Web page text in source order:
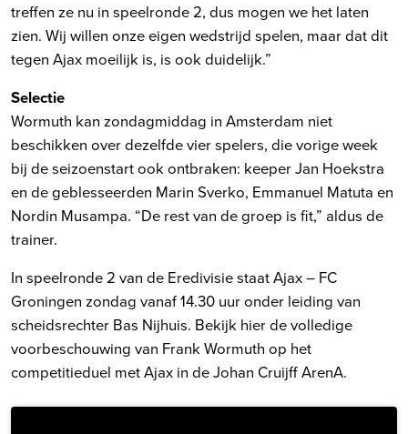
treffen ze nu in speelronde 2, dus mogen we het laten
zien. Wij willen onze eigen wedstrijd spelen, maar dat dit
tegen Ajax moeilijk is, is ook duidelijk.”
Selectie
Wormuth kan zondagmiddag in Amsterdam niet
beschikken over dezelfde vier spelers, die vorige week
bij de seizoenstart ook ontbraken: keeper Jan Hoekstra
en de geblesseerden Marin Sverko, Emmanuel Matuta en
Nordin Musampa. “De rest van de groep is fit,” aldus de
trainer.
In speelronde 2 van de Eredivisie staat Ajax – FC
Groningen zondag vanaf 14.30 uur onder leiding van
scheidsrechter Bas Nijhuis. Bekijk hier de volledige
voorbeschouwing van Frank Wormuth op het
competitieduel met Ajax in de Johan Cruijff ArenA.